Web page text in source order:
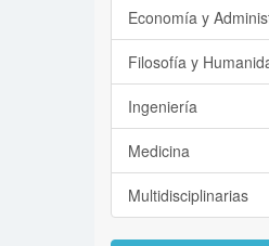
Economía y
Filosofía y
Ingeniería
Medicina
Multidisciplinarias